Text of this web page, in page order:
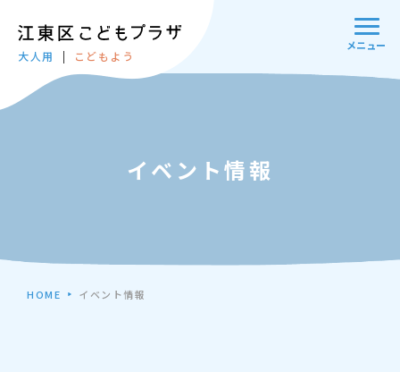
大人用 こどもよう
メニュー
イベント情報
HOME イベント情報